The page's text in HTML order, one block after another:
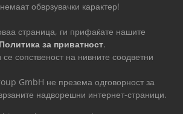
обврзувачки карактер!
страница, ги прифаќате нашите
Политика за приватност.
сопственост на нивните соодветни
GmbH не презема одговорност за
надворешни интернет-страници.